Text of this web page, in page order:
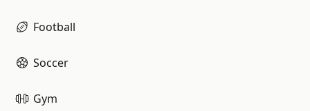
Football
Soccer
Gym